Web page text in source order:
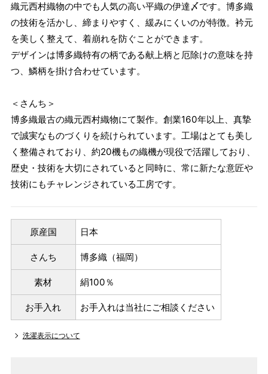
織元西村織物の中でも人気の高い平織の伊達〆です。博多織
の技術を活かし、締まりやすく、緩みにくいのが特徴。衿元
を美しく整えて、着崩れを防ぐことができます。
デザインは博多織特有の柄である献上柄と厄除けの意味を持
つ、鱗柄を掛け合わせています。
＜さんち＞
博多織最古の織元西村織物にて製作。創業160年以上、真摯
で誠実なものづくりを続けられています。工場はとても美し
く整備されており、約20機もの織機が現役で活躍しており、
歴史・技術を大切にされていると同時に、常に新たな意匠や
技術にもチャレンジされている工房です。
原産国 日本
さんち 博多織（福岡）
素材 絹100％
お手入れ お手入れは当社にご相談ください
洗濯表示について